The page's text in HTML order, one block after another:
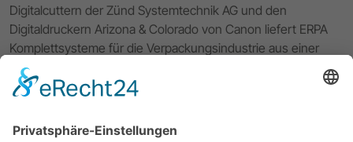
Digitalcuttern der Zünd Systemtechnik AG und den
Digitaldruckern Arizona & Colorado von Canon liefert ERPA
Komplettsysteme für die Verpackungsindustrie aus einer
Hand. Die hauseigene 3D CAD CAM Software VPack®
komplettiert den Workflow von der Entwicklung und dem
Kleinserienproduktion Ihrer Verpackungslösung. Mit